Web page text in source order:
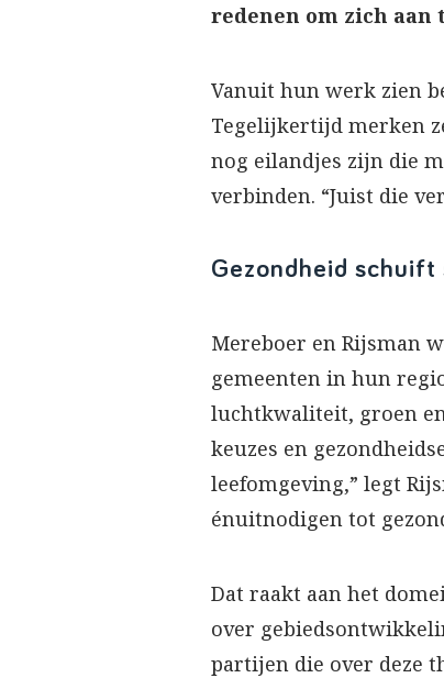
redenen om zich
Vanuit hun werk zien
Tegelijkertijd merken
nog eilandjes zijn die
verbinden. “Juist die
Gezondheid
Mereboer en Rijsman
gemeenten in hun
luchtkwaliteit, groen
keuzes en
leefomgeving,” legt
énuitnodigen tot
Dat raakt aan het
over
partijen die over deze